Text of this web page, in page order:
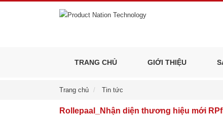
TRANG CHỦ GIỚI THIỆU
Trang chủ Tin tức
Rollepaal_Nhận diện thương hiệu mới